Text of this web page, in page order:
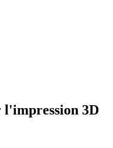
l'impression 3D